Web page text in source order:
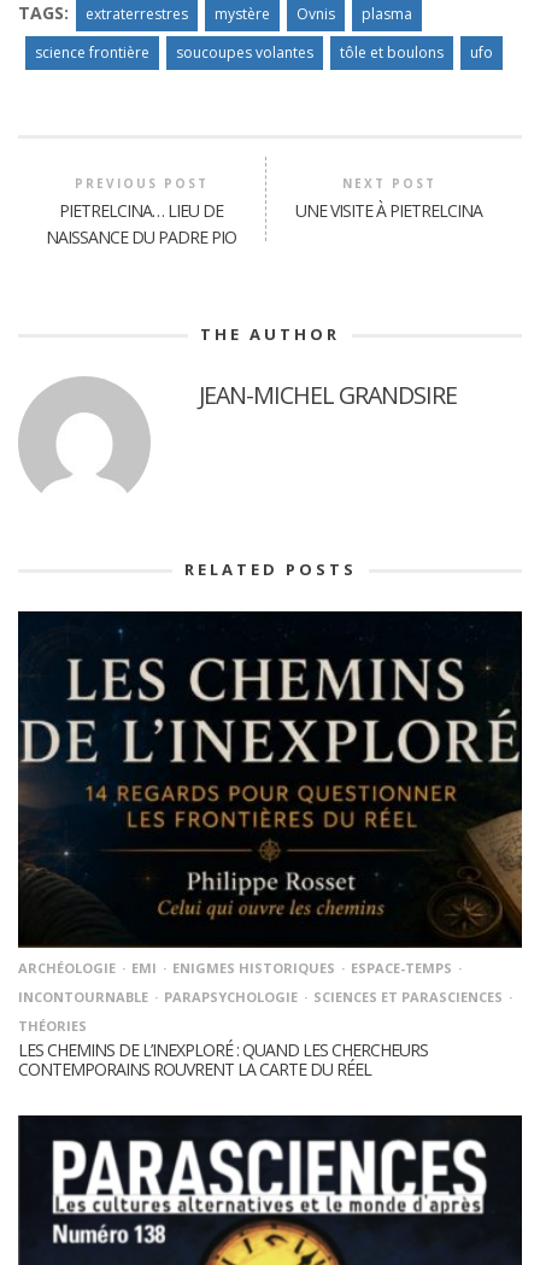
TAGS: extraterrestres mystère Ovnis
plasma
science frontière
soucoupes volantes tôle et boulons ufo
PREVIOUS POST
PIETRELCINA… LIEU DE
NAISSANCE DU PADRE PIO
NEXT POST
UNE VISITE À PIETRELCINA
THE AUTHOR
JEAN-MICHEL GRANDSIRE
RELATED POSTS
ARCHÉOLOGIE EMI ENIGMES HISTORIQUES
ESPACE-TEMPS
INCONTOURNABLE
PARAPSYCHOLOGIE
SCIENCES ET PARASCIENCES
THÉORIES
LES CHEMINS DE L’INEXPLORÉ : QUAND LES CHERCHEURS
CONTEMPORAINS ROUVRENT LA CARTE DU RÉEL